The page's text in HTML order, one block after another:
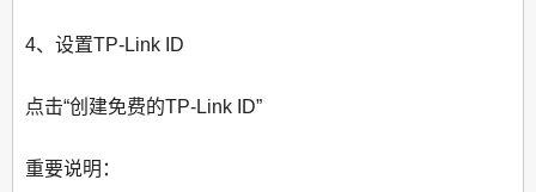
4、设置TP-Link ID
点击“创建免费的TP-Link ID”
重要说明：